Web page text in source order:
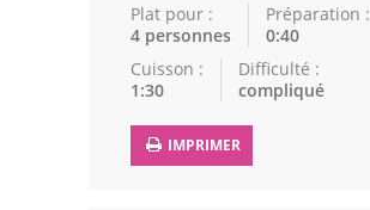
Articles
Actualités
Leçons de cuisine
Plat pour :
4 personnes
Préparation :
0:40
Cuisson :
1:30
Difficulté :
compliqué
IMPRIMER